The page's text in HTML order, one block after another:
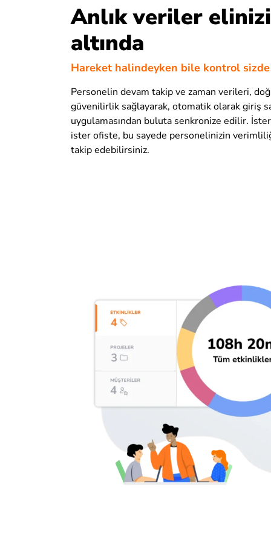
Anlık veriler
altında
Hareket halindeyken bile kontrol sizde
Personelin devam takip ve zaman verileri,
güvenilirlik sağlayarak, otomatik olarak giriş
uygulamasından buluta senkronize edilir.
ister ofiste, bu sayede personelinizin
takip edebilirsiniz.